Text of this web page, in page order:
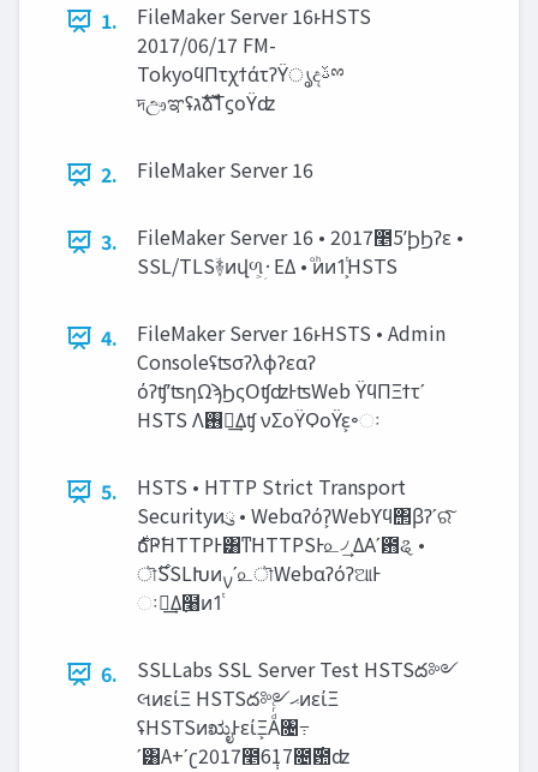
1.
FileMaker Server 16ͱHSTS
2017/06/17 FM-
TokyoϥΠτχϯάτʔΫൃදࢿྉ
দඌಞʢ‫ࣜג‬ձࣾΤϛοΫʣ
2. FileMaker Server 16
3.
FileMaker Server 16 • 2017೥5݄ʹϦϦʔε •
SSL/TLSؔ࿈ͷվળ͕‫·ؚ‬ΕΔ • ͦͷ͏ͪͷ1͕ͭHSTS
4.
FileMaker Server 16ͱHSTS • Admin
Consoleʢʦσʔλϕʔεαʔ
όʔʧʼʦηΩϡϦςΟʧʣͰʦWeb ΫϥΠΞϯτʹ
HSTS Λ࢖༻͢Δʧ νΣοΫϘοΫε͕৽ઃ
5.
HSTS • HTTP Strict Transport
Securityͷུ • Webαʔόʔ͕Webϒϥ΢βʔʹରͯ͠
ৗ࣌SSLԽͷࡍʹ௨ৗWebαʔόʔଆͰ
ઃఆ͢Δ߲໨ͷ1ͭ
6.
SSLLabs SSL Server Test HSTSద༻
લͷείΞ HSTSద༻‫ޙ‬ͷείΞ
ʢHSTSͷಋೖͰείΞ͕Aͩͬͨ৔߹
ʹ͸A+ʹʗ2017೥6݄17೔࣌఺ʣ